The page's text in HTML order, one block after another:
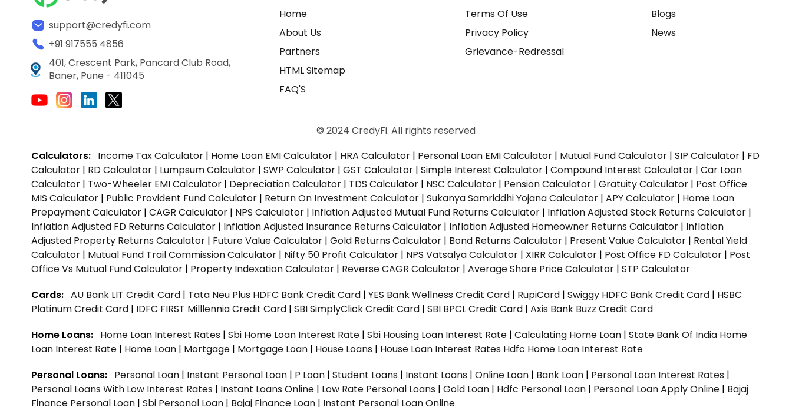
support@credyfi.com
+91 917555 4856
401, Crescent Park, Pancard Club Road,
Baner, Pune - 411045
Home
About Us
Partners
HTML Sitemap
FAQ'S
Terms Of Use
Privacy Policy
Grievance-Redressal
Blogs
News
© 2024 CredyFi. All rights reserved
Calculators: Income Tax Calculator | Home Loan EMI Calculator | HRA Calculator | Personal Loan EMI Calculator | Mutual Fund Calculator | SIP Calculator | FD
Calculator | RD Calculator | Lumpsum Calculator | SWP Calculator | GST Calculator | Simple Interest Calculator | Compound Interest Calculator | Car Loan
Calculator | Two-Wheeler EMI Calculator | Depreciation Calculator | TDS Calculator | NSC Calculator | Pension Calculator | Gratuity Calculator | Post Office
MIS Calculator | Public Provident Fund Calculator | Return On Investment Calculator | Sukanya Samriddhi Yojana Calculator | APY Calculator | Home Loan
Prepayment Calculator | CAGR Calculator | NPS Calculator | Inflation Adjusted Mutual Fund Returns Calculator | Inflation Adjusted Stock Returns Calculator |
Inflation Adjusted FD Returns Calculator | Inflation Adjusted Insurance Returns Calculator | Inflation Adjusted Homeowner Returns Calculator | Inflation
Adjusted Property Returns Calculator | Future Value Calculator | Gold Returns Calculator | Bond Returns Calculator | Present Value Calculator | Rental Yield
Calculator | Mutual Fund Trail Commission Calculator | Nifty 50 Profit Calculator | NPS Vatsalya Calculator | XIRR Calculator | Post Office FD Calculator | Post
Office Vs Mutual Fund Calculator | Property Indexation Calculator | Reverse CAGR Calculator | Average Share Price Calculator | STP Calculator
Cards: AU Bank LIT Credit Card | Tata Neu Plus HDFC Bank Credit Card | YES Bank Wellness Credit Card | RupiCard | Swiggy HDFC Bank Credit Card | HSBC
Platinum Credit Card | IDFC FIRST Milllennia Credit Card | SBI SimplyClick Credit Card | SBI BPCL Credit Card | Axis Bank Buzz Credit Card
Home Loans: Home Loan Interest Rates | Sbi Home Loan Interest Rate | Sbi Housing Loan Interest Rate | Calculating Home Loan | State Bank Of India Home
Loan Interest Rate | Home Loan | Mortgage | Mortgage Loan | House Loans | House Loan Interest Rates Hdfc Home Loan Interest Rate
Personal Loans: Personal Loan | Instant Personal Loan | P Loan | Student Loans | Instant Loans | Online Loan | Bank Loan | Personal Loan Interest Rates |
Personal Loans With Low Interest Rates | Instant Loans Online | Low Rate Personal Loans | Gold Loan | Hdfc Personal Loan | Personal Loan Apply Online | Bajaj
Finance Personal Loan | Sbi Personal Loan | Bajaj Finance Loan | Instant Personal Loan Online